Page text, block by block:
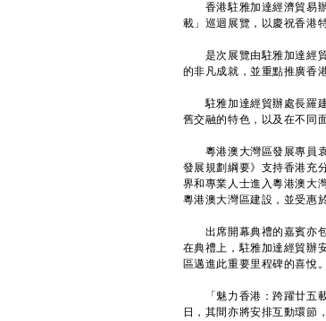
香港駐雅加達經濟貿易辦
載」巡迴展覽，以慶祝香港
是次展覽由駐雅加達經貿
的非凡成就，並重點推廣香
駐雅加達經貿辦處長羅建
舊交融的特色，以及在不同
粵港澳大灣區發展專員袁
發展規劃綱要》支持香港充
界和專業人士進入粵港澳大
粵港澳大灣區建設，並受惠
出席開幕典禮的嘉賓亦包
在典禮上，駐雅加達經貿辦
區邁進此重要里程碑的喜悅。
「魅力香港：跨躍廿五載
日，其間亦將安排互動環節